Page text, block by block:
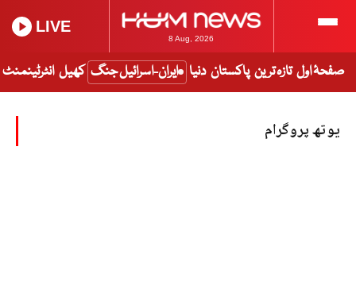
8 Aug, 2026
LIVE
صفحۂ اول تازہ ترین پاکستان دنیا ایران-اسرائیل جنگ کھیل انٹرٹینمنٹ
یوتھ پروگرام